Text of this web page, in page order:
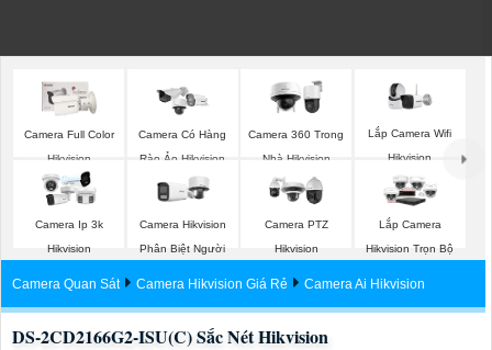
Camera Full Color
Hikvision
Camera Có Hàng
Rào Ảo Hikvision
Camera 360 Trong
Nhà Hikvision
Lắp Camera Wifi
Hikvision
Camera Ip 3k
Hikvision
Camera Hikvision
Phân Biệt Người
Camera PTZ
Hikvision
Lắp Camera
Hikvision Trọn Bộ
Camera Quan Sát Camera Hikvision Giá Rẻ Camera Ai Hikvision
DS-2CD2166G2-ISU(C) Sắc Nét Hikvision